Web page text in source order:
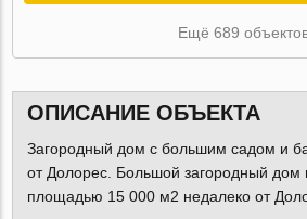
Ещё 689
ОПИСАНИЕ ОБЪЕКТА
Загородный дом с большим садом и
от Долорес. Большой загородный дом
площадью 15 000 м2 недалеко от